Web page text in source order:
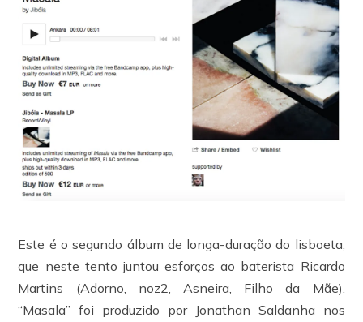
Este é o segundo álbum de longa-duração do lisboeta,
que neste tento juntou esforços ao baterista Ricardo
Martins (Adorno, noz2, Asneira, Filho da Mãe).
“Masala” foi produzido por Jonathan Saldanha nos